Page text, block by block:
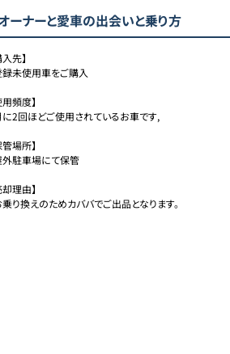
ーナーと愛車の出会いと乗り方
入先】
録未使用車をご購入
用頻度】
に2回ほどご使用されているお車です,
管場所】
外駐車場にて保管
却理由】
乗り換えのためカババでご出品となります。